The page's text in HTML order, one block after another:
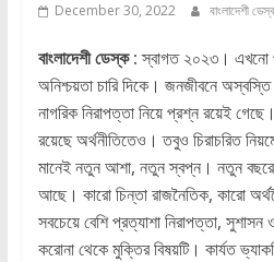
December 30, 2022 বাংলাদেশী
বাংলাদেশী ডেস্ক :স্বাগত ২০২৩। এখনো
অনিশ্চয়তা চারি দিকে। জনজীবনে
নাগরিক নিরাপত্তা নিয়ে প্রশ্ন রয়েই
রয়েছে অর্থনীতিতেও। তবুও চিরাচরিত
মানেই নতুন আশা, নতুন স্বপ্ন। নতুন বছরে
আছে। কারো চিন্তা রাজনৈতিক, কারো
সবচেয়ে বেশি প্রত্যাশা নিরাপত্তা,
করোনা থেকে মুক্তির বিষয়টি। কার্যত